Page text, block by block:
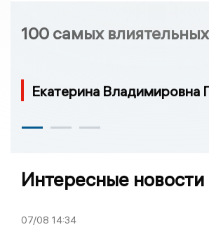
100 самых
Екатерина Владимировна
Интересные новости
07/08 14:34